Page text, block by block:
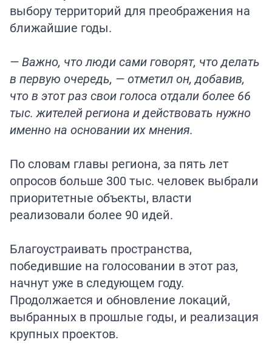
выбору территорий для преображения на
ближайшие годы.
— Важно, что люди сами говорят, что делать
в первую очередь, — отметил он, добавив,
что в этот раз свои голоса отдали более 66
тыс. жителей региона и действовать нужно
именно на основании их мнения.
По словам главы региона, за пять лет
опросов больше 300 тыс. человек выбрали
приоритетные объекты, власти
реализовали более 90 идей.
Благоустраивать пространства,
победившие на голосовании в этот раз,
начнут уже в следующем году.
Продолжается и обновление локаций,
выбранных в прошлые годы, и реализация
крупных проектов.